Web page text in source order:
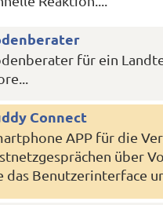
für ein
Connect
APP für die
über
das Benutzerinterface